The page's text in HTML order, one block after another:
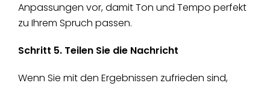
Anpassungen vor, damit Ton und Tempo perfekt
zu Ihrem Spruch passen.
Schritt 5. Teilen Sie die Nachricht
Wenn Sie mit den Ergebnissen zufrieden sind,